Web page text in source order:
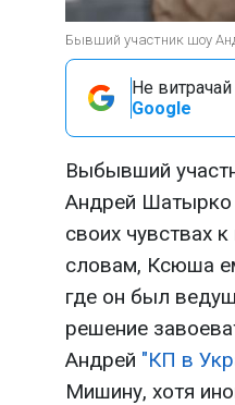
Бывший участник шоу
Не
Google
Выбывший
Андрей Шатырко
своих чувствах
словам, Ксюша
где он был
решение
Андрей "КП в
Мишину, хотя